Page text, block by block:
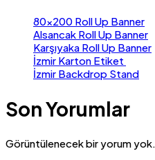
80×200 Roll Up Banner
Alsancak Roll Up Banner
Karşıyaka Roll Up Banner
İzmir Karton Etiket
İzmir Backdrop Stand
Son Yorumlar
Görüntülenecek bir yorum yok.